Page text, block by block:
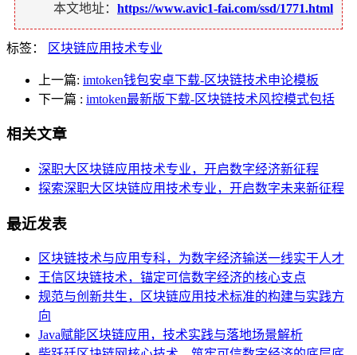
本文地址： https://www.avic1-fai.com/ssd/1771.html
标签： 区块链应用技术专业
上一篇: imtoken钱包安卓下载-区块链技术申论模板
下一篇 : imtoken最新版下载-区块链技术风控模式包括
相关文章
深职大区块链应用技术专业，开启数字经济新征程
探索深职大区块链应用技术专业，开启数字未来新征程
最近发表
区块链技术与应用专科，为数字经济输送一线实干人才
王信区块链技术，锚定可信数字经济的核心支点
规范与创新共生，区块链应用技术标准的构建与实践方
向
Java赋能区块链应用，技术实践与落地场景解析